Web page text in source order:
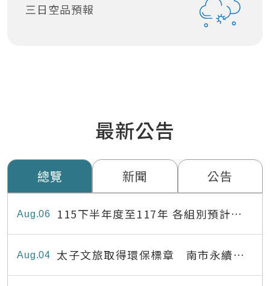
三日空品預報
最新公告
總覽 新聞 公告
06
Aug
115下半年度至117年 各組別預計出
缺員額表
04
Aug
太子文旅取得環保標章 南市永續旅
宿達22家